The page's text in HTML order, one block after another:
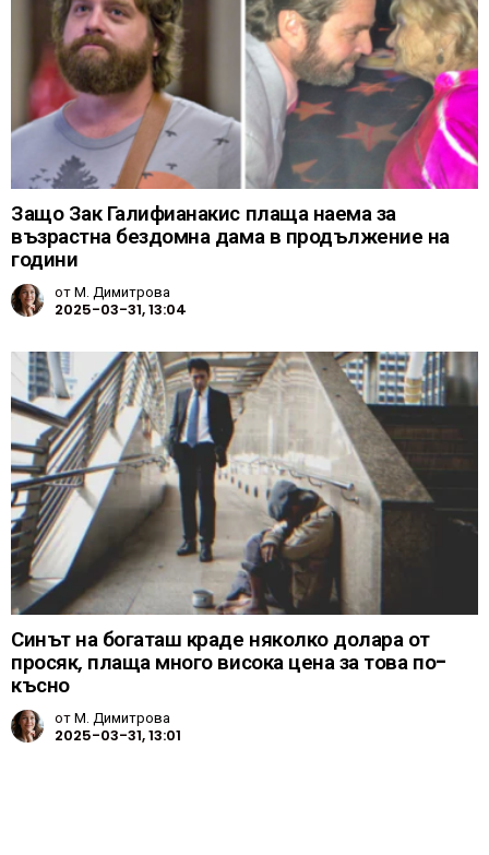
Защо Зак Галифианакис плаща наема за
възрастна бездомна дама в продължение на
години
отМ. Димитрова
2025-03-31, 13:04
Синът на богаташ краде няколко долара от
просяк, плаща много висока цена за това по-
късно
отМ. Димитрова
2025-03-31, 13:01